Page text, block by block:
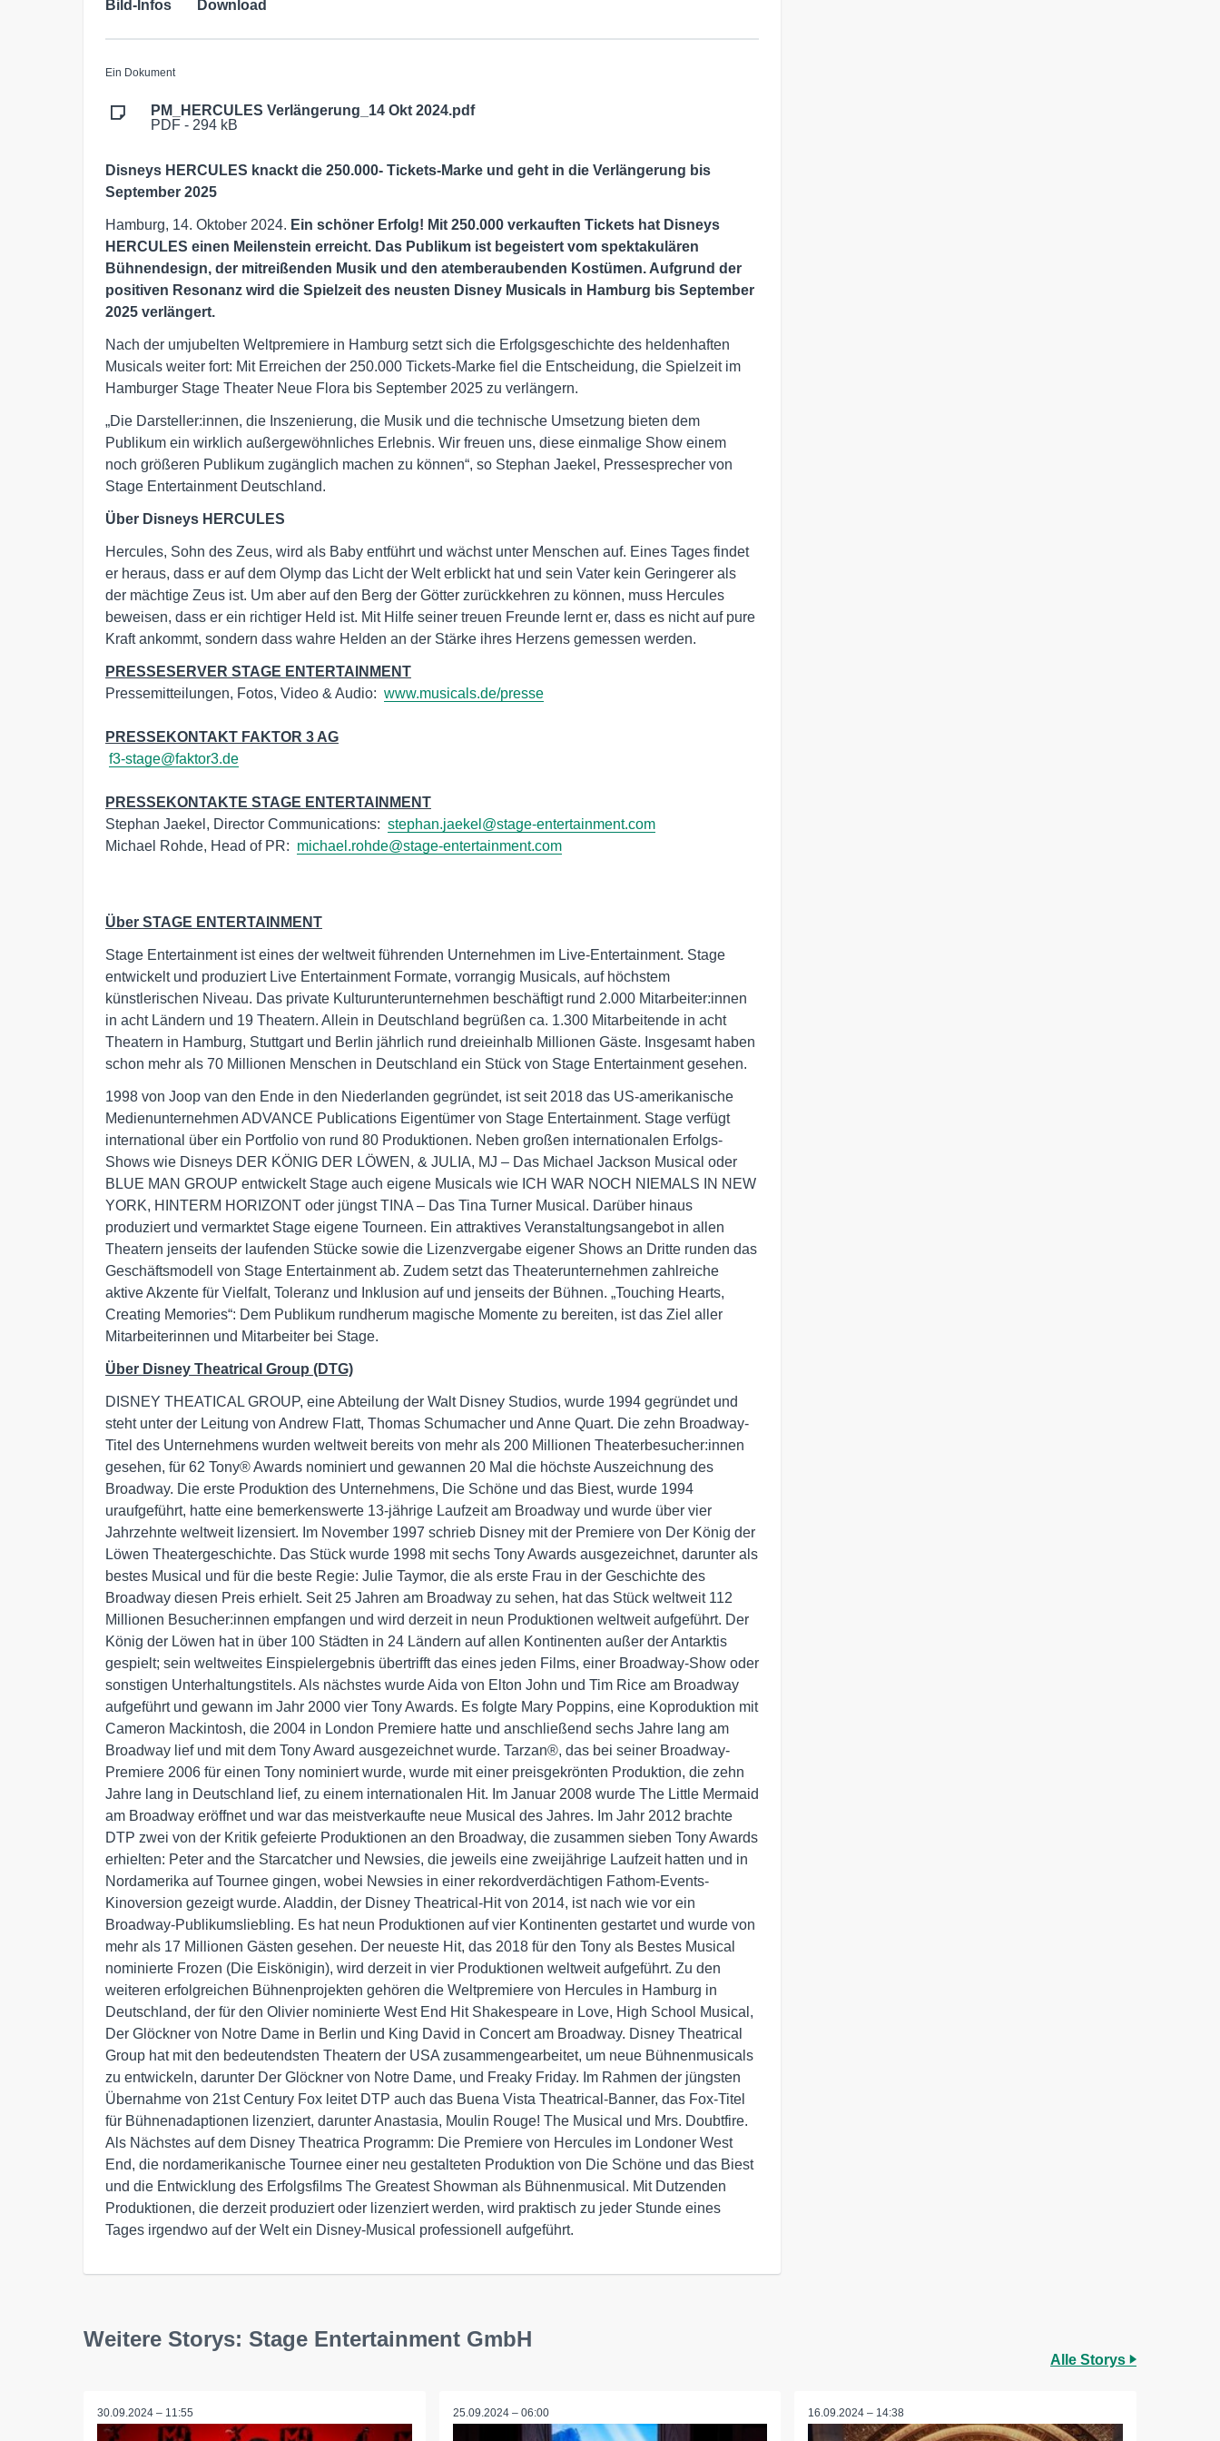
Bild-Infos Download
Ein Dokument
PM_HERCULES Verlängerung_14 Okt 2024.pdf
PDF - 294 kB
Disneys HERCULES knackt die 250.000- Tickets-Marke und geht in die Verlängerung bis
September 2025
Hamburg, 14. Oktober 2024. Ein schöner Erfolg! Mit 250.000 verkauften Tickets hat Disneys
HERCULES einen Meilenstein erreicht. Das Publikum ist begeistert vom spektakulären
Bühnendesign, der mitreißenden Musik und den atemberaubenden Kostümen. Aufgrund der
positiven Resonanz wird die Spielzeit des neusten Disney Musicals in Hamburg bis September
2025 verlängert.
Nach der umjubelten Weltpremiere in Hamburg setzt sich die Erfolgsgeschichte des heldenhaften
Musicals weiter fort: Mit Erreichen der 250.000 Tickets-Marke fiel die Entscheidung, die Spielzeit im
Hamburger Stage Theater Neue Flora bis September 2025 zu verlängern.
„Die Darsteller:innen, die Inszenierung, die Musik und die technische Umsetzung bieten dem
Publikum ein wirklich außergewöhnliches Erlebnis. Wir freuen uns, diese einmalige Show einem
noch größeren Publikum zugänglich machen zu können“, so Stephan Jaekel, Pressesprecher von
Stage Entertainment Deutschland.
Über Disneys HERCULES
Hercules, Sohn des Zeus, wird als Baby entführt und wächst unter Menschen auf. Eines Tages findet
er heraus, dass er auf dem Olymp das Licht der Welt erblickt hat und sein Vater kein Geringerer als
der mächtige Zeus ist. Um aber auf den Berg der Götter zurückkehren zu können, muss Hercules
beweisen, dass er ein richtiger Held ist. Mit Hilfe seiner treuen Freunde lernt er, dass es nicht auf pure
Kraft ankommt, sondern dass wahre Helden an der Stärke ihres Herzens gemessen werden.
PRESSESERVER STAGE ENTERTAINMENT
Pressemitteilungen, Fotos, Video & Audio: www.musicals.de/presse
PRESSEKONTAKT FAKTOR 3 AG
f3-stage@faktor3.de
PRESSEKONTAKTE STAGE ENTERTAINMENT
Stephan Jaekel, Director Communications: stephan.jaekel@stage-entertainment.com
Michael Rohde, Head of PR: michael.rohde@stage-entertainment.com
Über STAGE ENTERTAINMENT
Stage Entertainment ist eines der weltweit führenden Unternehmen im Live-Entertainment. Stage
entwickelt und produziert Live Entertainment Formate, vorrangig Musicals, auf höchstem
künstlerischen Niveau. Das private Kulturunterunternehmen beschäftigt rund 2.000 Mitarbeiter:innen
in acht Ländern und 19 Theatern. Allein in Deutschland begrüßen ca. 1.300 Mitarbeitende in acht
Theatern in Hamburg, Stuttgart und Berlin jährlich rund dreieinhalb Millionen Gäste. Insgesamt haben
schon mehr als 70 Millionen Menschen in Deutschland ein Stück von Stage Entertainment gesehen.
1998 von Joop van den Ende in den Niederlanden gegründet, ist seit 2018 das US-amerikanische
Medienunternehmen ADVANCE Publications Eigentümer von Stage Entertainment. Stage verfügt
international über ein Portfolio von rund 80 Produktionen. Neben großen internationalen Erfolgs-
Shows wie Disneys DER KÖNIG DER LÖWEN, & JULIA, MJ – Das Michael Jackson Musical oder
BLUE MAN GROUP entwickelt Stage auch eigene Musicals wie ICH WAR NOCH NIEMALS IN NEW
YORK, HINTERM HORIZONT oder jüngst TINA – Das Tina Turner Musical. Darüber hinaus
produziert und vermarktet Stage eigene Tourneen. Ein attraktives Veranstaltungsangebot in allen
Theatern jenseits der laufenden Stücke sowie die Lizenzvergabe eigener Shows an Dritte runden das
Geschäftsmodell von Stage Entertainment ab. Zudem setzt das Theaterunternehmen zahlreiche
aktive Akzente für Vielfalt, Toleranz und Inklusion auf und jenseits der Bühnen. „Touching Hearts,
Creating Memories“: Dem Publikum rundherum magische Momente zu bereiten, ist das Ziel aller
Mitarbeiterinnen und Mitarbeiter bei Stage.
Über Disney Theatrical Group (DTG)
DISNEY THEATICAL GROUP, eine Abteilung der Walt Disney Studios, wurde 1994 gegründet und
steht unter der Leitung von Andrew Flatt, Thomas Schumacher und Anne Quart. Die zehn Broadway-
Titel des Unternehmens wurden weltweit bereits von mehr als 200 Millionen Theaterbesucher:innen
gesehen, für 62 Tony® Awards nominiert und gewannen 20 Mal die höchste Auszeichnung des
Broadway. Die erste Produktion des Unternehmens, Die Schöne und das Biest, wurde 1994
uraufgeführt, hatte eine bemerkenswerte 13-jährige Laufzeit am Broadway und wurde über vier
Jahrzehnte weltweit lizensiert. Im November 1997 schrieb Disney mit der Premiere von Der König der
Löwen Theatergeschichte. Das Stück wurde 1998 mit sechs Tony Awards ausgezeichnet, darunter als
bestes Musical und für die beste Regie: Julie Taymor, die als erste Frau in der Geschichte des
Broadway diesen Preis erhielt. Seit 25 Jahren am Broadway zu sehen, hat das Stück weltweit 112
Millionen Besucher:innen empfangen und wird derzeit in neun Produktionen weltweit aufgeführt. Der
König der Löwen hat in über 100 Städten in 24 Ländern auf allen Kontinenten außer der Antarktis
gespielt; sein weltweites Einspielergebnis übertrifft das eines jeden Films, einer Broadway-Show oder
sonstigen Unterhaltungstitels. Als nächstes wurde Aida von Elton John und Tim Rice am Broadway
aufgeführt und gewann im Jahr 2000 vier Tony Awards. Es folgte Mary Poppins, eine Koproduktion mit
Cameron Mackintosh, die 2004 in London Premiere hatte und anschließend sechs Jahre lang am
Broadway lief und mit dem Tony Award ausgezeichnet wurde. Tarzan®, das bei seiner Broadway-
Premiere 2006 für einen Tony nominiert wurde, wurde mit einer preisgekrönten Produktion, die zehn
Jahre lang in Deutschland lief, zu einem internationalen Hit. Im Januar 2008 wurde The Little Mermaid
am Broadway eröffnet und war das meistverkaufte neue Musical des Jahres. Im Jahr 2012 brachte
DTP zwei von der Kritik gefeierte Produktionen an den Broadway, die zusammen sieben Tony Awards
erhielten: Peter and the Starcatcher und Newsies, die jeweils eine zweijährige Laufzeit hatten und in
Nordamerika auf Tournee gingen, wobei Newsies in einer rekordverdächtigen Fathom-Events-
Kinoversion gezeigt wurde. Aladdin, der Disney Theatrical-Hit von 2014, ist nach wie vor ein
Broadway-Publikumsliebling. Es hat neun Produktionen auf vier Kontinenten gestartet und wurde von
mehr als 17 Millionen Gästen gesehen. Der neueste Hit, das 2018 für den Tony als Bestes Musical
nominierte Frozen (Die Eiskönigin), wird derzeit in vier Produktionen weltweit aufgeführt. Zu den
weiteren erfolgreichen Bühnenprojekten gehören die Weltpremiere von Hercules in Hamburg in
Deutschland, der für den Olivier nominierte West End Hit Shakespeare in Love, High School Musical,
Der Glöckner von Notre Dame in Berlin und King David in Concert am Broadway. Disney Theatrical
Group hat mit den bedeutendsten Theatern der USA zusammengearbeitet, um neue Bühnenmusicals
zu entwickeln, darunter Der Glöckner von Notre Dame, und Freaky Friday. Im Rahmen der jüngsten
Übernahme von 21st Century Fox leitet DTP auch das Buena Vista Theatrical-Banner, das Fox-Titel
für Bühnenadaptionen lizenziert, darunter Anastasia, Moulin Rouge! The Musical und Mrs. Doubtfire.
Als Nächstes auf dem Disney Theatrica Programm: Die Premiere von Hercules im Londoner West
End, die nordamerikanische Tournee einer neu gestalteten Produktion von Die Schöne und das Biest
und die Entwicklung des Erfolgsfilms The Greatest Showman als Bühnenmusical. Mit Dutzenden
Produktionen, die derzeit produziert oder lizenziert werden, wird praktisch zu jeder Stunde eines
Tages irgendwo auf der Welt ein Disney-Musical professionell aufgeführt.
Weitere Storys: Stage Entertainment GmbH
Alle Storys
30.09.2024 – 11:55 25.09.2024 – 06:00 16.09.2024 – 14:38